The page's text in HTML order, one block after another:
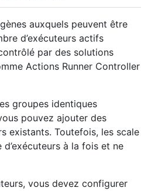
auxquels peuvent être
d’exécuteurs actifs
par des solutions
Actions Runner Controller
groupes identiques
pouvez ajouter des
existants. Toutefois, les scale
à la fois et ne
vous devez configurer